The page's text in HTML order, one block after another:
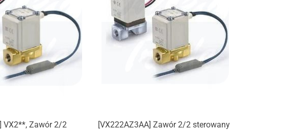
VX2**, Zawór 2/2
[VX222AZ3AA] Zawór 2/2 sterowany